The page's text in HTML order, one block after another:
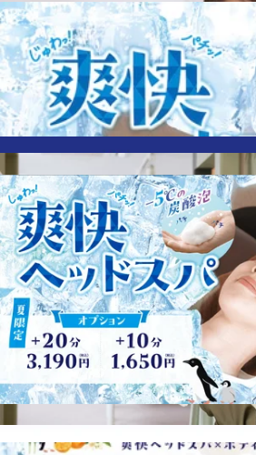
☆-------------------------------------------------☆